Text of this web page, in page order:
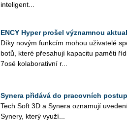
in­te­li­gent­...
ENCY Hyper prošel významnou
Díky novým funk­cím mohou uži­va­te­lé
bo­tů, které pře­sa­hu­jí ka­pa­ci­tu pa­mě­ti
7osé ko­la­bo­ra­tiv­ní r...
Synera přidává do pracovních
Tech Soft 3D a Sy­ne­ra ozna­mu­jí
Sy­ne­ry, který vy­u­ží...